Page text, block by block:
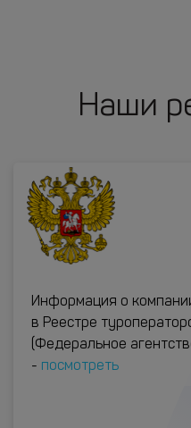
Наши
Информация о
в Реестре
(Федеральное
- посмотреть